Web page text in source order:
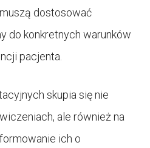
dostosować
do konkretnych warunków
pacjenta.
skupia się nie
ale również na
ich o